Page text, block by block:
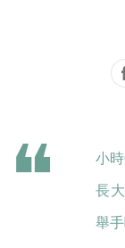
小
長
舉